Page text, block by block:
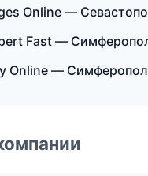
Online —
Fast —
Online —